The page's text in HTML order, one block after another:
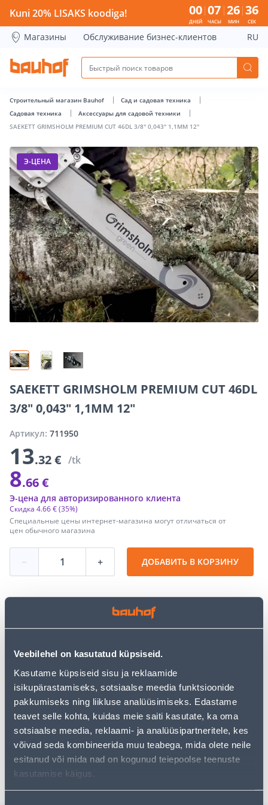
Veebilehel on kasutatud küpsiseid.
Kasutame küpsiseid sisu ja reklaamide
isikupärastamiseks, sotsiaalse meedia funktsioonide
pakkumiseks ning liikluse analüüsimiseks. Edastame
teavet selle kohta, kuidas meie saiti kasutate, ka oma
sotsiaalse meedia, reklaami- ja analüüsipartneritele, kes
võivad seda kombineerida muu teabega, mida olete neile
esitanud või mida nad on kogunud teiepoolse teenuste
kasutamise käigus.
SAEKETT GRIMSHOLM PREMIUM CUT 46DL 3/8&quot;
Kuni 20% LISAKS koodiga! 00
ДНЕЙ
07
ЧАСЫ
26
МИН
36
СЕК
Магазины Обслуживание бизнес-клиентов RU
Строительный магазин Bauhof
Сад и садовая техника
Садовая техника
Аксессуары для садовой техники
SAEKETT GRIMSHOLM PREMIUM CUT 46DL 3/8" 0,043" 1,1MM 12"
Э-ЦЕНА
SAEKETT GRIMSHOLM PREMIUM CUT 46DL
3/8" 0,043" 1,1MM 12"
Артикул: 711950
13.32 € /tk
8.66 €
Специальные цены интернет-магазина могут отличаться от
цен обычного магазина
Скидка 4.66 €(35%)
Э-цена для авторизированного клиента
− + ДОБАВИТЬ В КОРЗИНУ
Посмотреть наличие
• Saekett Premium Cut 46DL 3/8" 0,043" 1,1 mm.
• 14-päevane tagastusõigus.
Предполагаемая доставка 3,69 € от 2-5 tööpäeva
Посылочный автомат от 2,29 € с 2-5 tööpäeva
Забрать в магазине, с 06.08.2026